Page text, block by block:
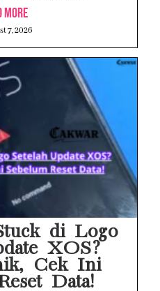
More
7, 2026
di Logo
XOS?
Cek Ini
Data!